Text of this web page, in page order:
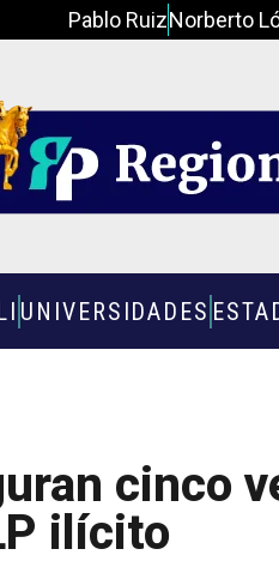
Pablo RuizNorberto
UNIVERSIDADES
cinco
ilícito